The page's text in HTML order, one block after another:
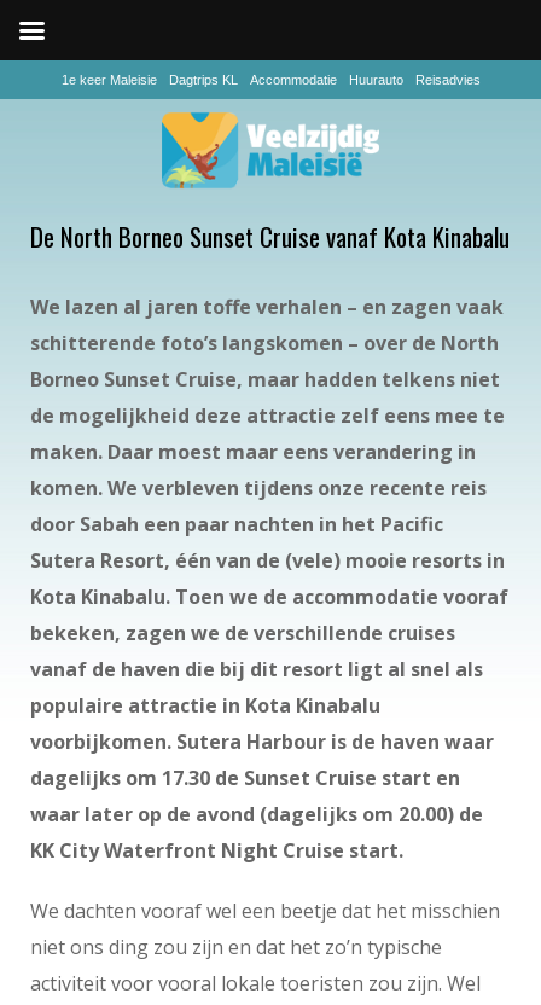
1e keer Maleisie Dagtrips KL Accommodatie Huurauto Reisadvies
De North Borneo Sunset Cruise vanaf Kota Kinabalu
We lazen al jaren toffe verhalen – en zagen vaak
schitterende foto’s langskomen – over de North
Borneo Sunset Cruise, maar hadden telkens niet
de mogelijkheid deze attractie zelf eens mee te
maken. Daar moest maar eens verandering in
komen. We verbleven tijdens onze recente reis
door Sabah een paar nachten in het Pacific
Sutera Resort, één van de (vele) mooie resorts in
Kota Kinabalu. Toen we de accommodatie vooraf
bekeken, zagen we de verschillende cruises
vanaf de haven die bij dit resort ligt al snel als
populaire attractie in Kota Kinabalu
voorbijkomen. Sutera Harbour is de haven waar
dagelijks om 17.30 de Sunset Cruise start en
waar later op de avond (dagelijks om 20.00) de
KK City Waterfront Night Cruise start.
We dachten vooraf wel een beetje dat het misschien
niet ons ding zou zijn en dat het zo’n typische
activiteit voor vooral lokale toeristen zou zijn. Wel